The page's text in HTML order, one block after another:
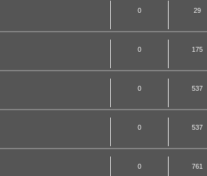
0 29
0 175
0 537
0 537
0 761